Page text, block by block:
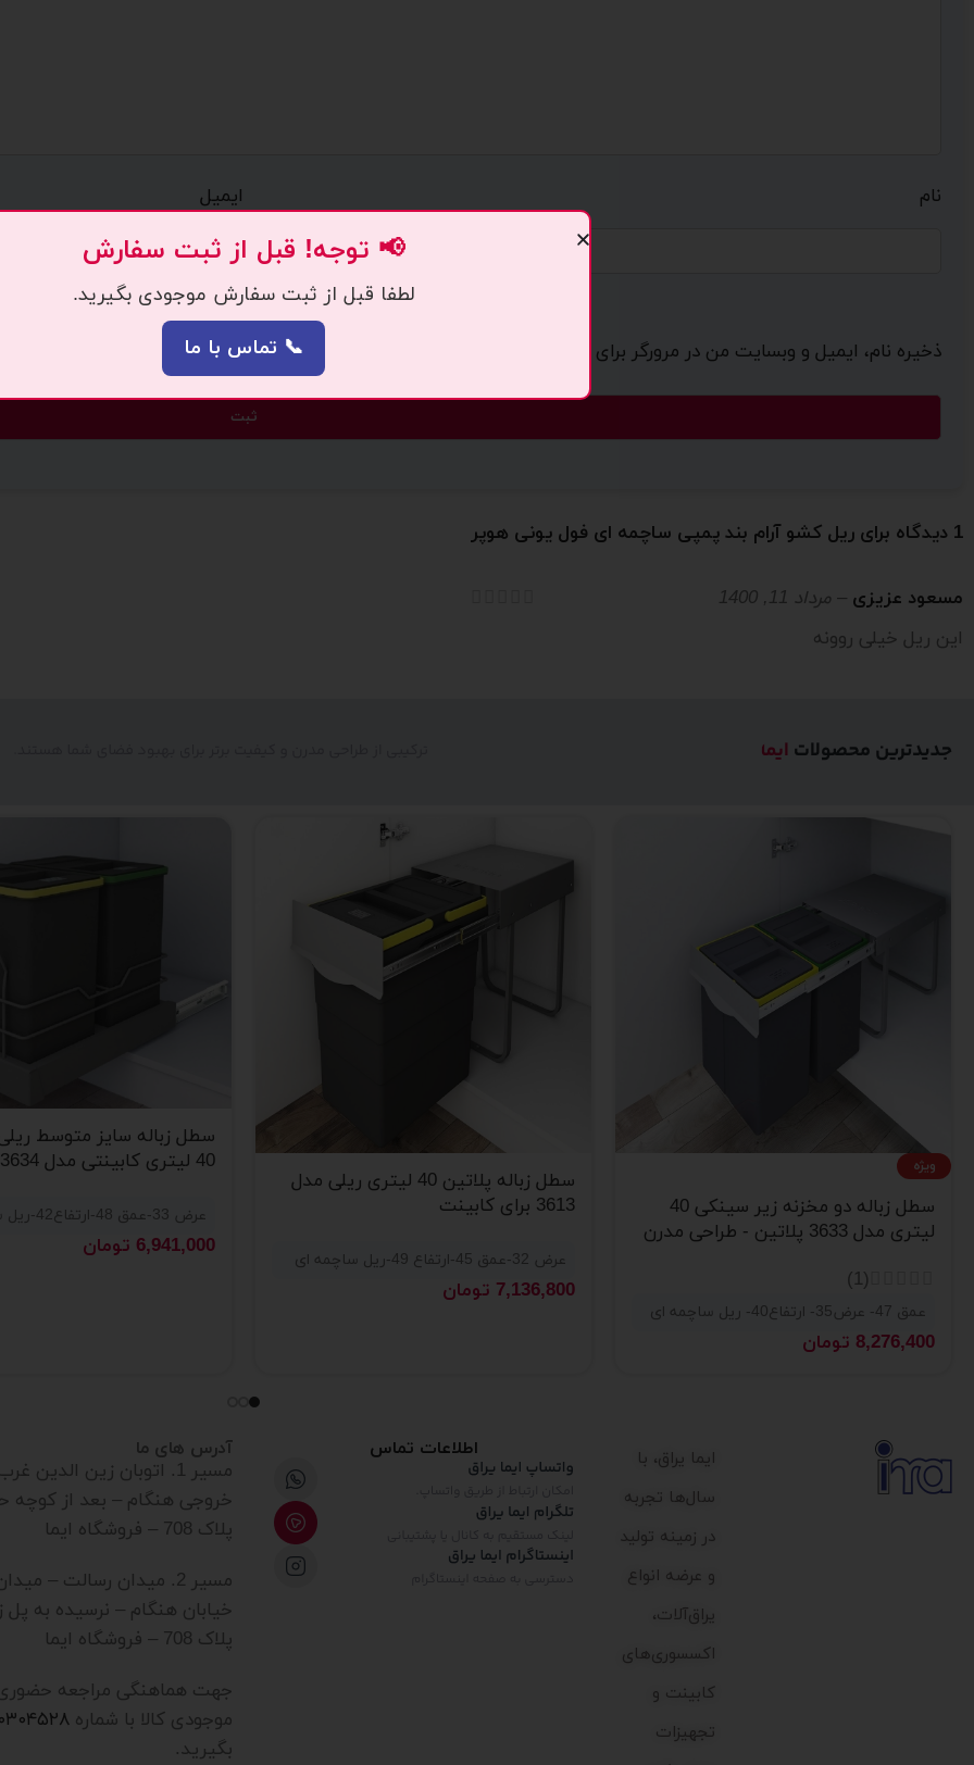
1 دیدگاه برای ریل کشو آرام بند پمپی ساچمه ای فول یونی هوپر
مسعود عزیزی – مرداد 11, 1400
این ریل خیلی روونه
نام ایمیل
ذخیره نام، ایمیل و وبسایت من در مرورگر برای زمانی که دوباره دیدگاهی می‌نویسم.
ویژه
سطل زباله دو مخزنه زیر سینکی 40
لیتری مدل 3633 پلاتین - طراحی مدرن
(1)
عمق 47- عرض35- ارتفاع40- ریل ساچمه ای
8,276,400 تومان
سطل زباله پلاتین 40 لیتری ریلی مدل
3613 برای کابینت
عرض 32-عمق 45-ارتفاع 49-ریل ساچمه ای
7,136,800 تومان
سطل زباله سایز متوسط
40 لیتری کابینتی مدل 3634 برند پلاتین
عرض 33-عمق 48-ارتفاع42-ریل ساچمه ای
6,941,000 تومان
ایما یراق، با
سال‌ها تجربه
در زمینه تولید
و عرضه انواع
یراق‌آلات،
اکسسوری‌های
کابینت و
تجهیزات
اطلاعات تماس آدرس های ما
مسیر 1. اتوبان زین
خروجی هنگام – بعد از کوچه
پلاک 708 – فروشگاه ایما
مسیر 2. میدان رسالت –
خیابان هنگام – نرسیده به
پلاک 708 – فروشگاه ایما
جهت هماهنگی مراجعه حضوری
موجودی کالا با شماره
بگیرید.
📢 توجه! قبل از ثبت سفارش
لطفا قبل از ثبت سفارش موجودی بگیرید.
📞 تماس با ما